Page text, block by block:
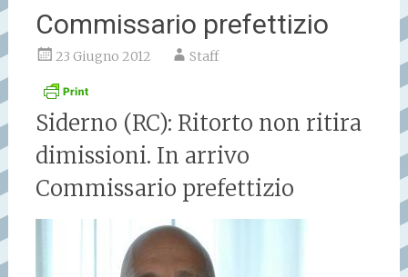
Commissario prefettizio
23 Giugno 2012 Staff
Siderno (RC): Ritorto non ritira
dimissioni. In arrivo
Commissario prefettizio